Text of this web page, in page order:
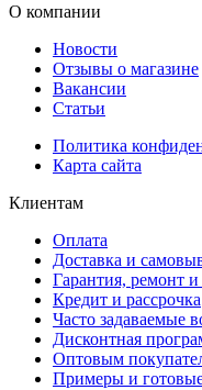
О компании
Новости
Отзывы о магазине
Вакансии
Статьи
Политика
Карта сайта
Клиентам
Оплата
Доставка и
Гарантия, ремонт и
Кредит и рассрочка
Часто задаваемые
Дисконтная
Оптовым
Примеры и